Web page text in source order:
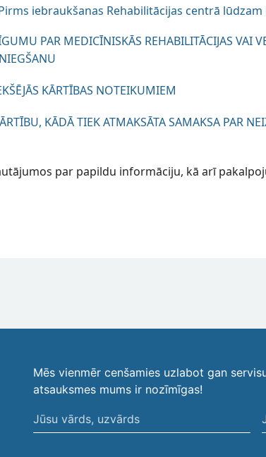
iebraukšanas Rehabilitācijas centrā lūdzam
PAR MEDICĪNISKĀS REHABILITĀCIJAS VAI
KĀRTĪBAS NOTEIKUMIEM
KĀDĀ TIEK ATMAKSĀTA SAMAKSA PAR
par papildu informāciju, kā arī
Mēs vienmēr cenšamies uzlabot gan
atsauksmes mums ir nozīmīgas!
Jūsu
vārds,